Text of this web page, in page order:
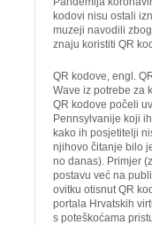
kodovi nisu ostali
muzeji navodili
znaju koristiti QR
QR kodove, engl.
Wave iz potrebe za
QR kodove počeli
Pennsylvanije koji
kako ih posjetitelji
njihovo čitanje bilo
no danas). Primjer
postavu već na
ovitku otisnut QR
portala Hrvatskih
s poteškoćama